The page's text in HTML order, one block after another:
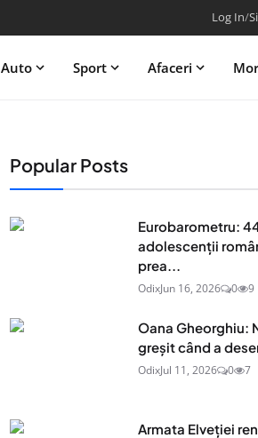
Log In/
Auto Sport Afaceri
Popular Posts
Eurobarometru:
adolescenţii
prea...
OdixJun 16, 2026 0 9
Oana Gheorghiu:
greșit când a
OdixJul 11, 2026 0 7
Armata Elveției